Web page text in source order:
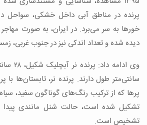
پرنده در مناطق آبی داخل خشکی، سواحل
خورها به سر می‌برد. در ایران، به صورت مهاجر
دیده شده و تعداد اندکی نیز در جنوب غربی،
سانتی‌متر طول دارند. پرنده‌ نر، تابستان‌ها
پرها که از ترکیب رنگ‌های گوناگون سفید،
تشکیل شده است، حالت شنل مانندی پیدا
تشخیص است.